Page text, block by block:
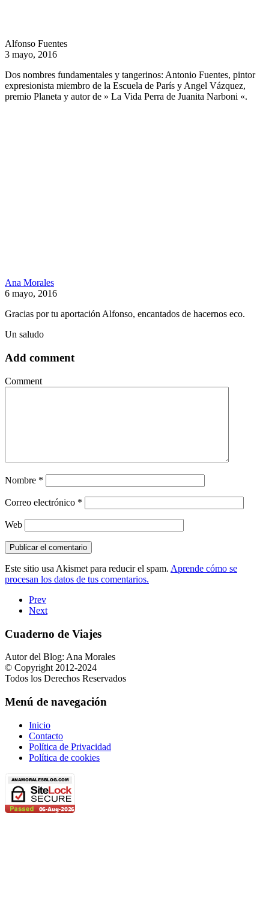
Alfonso Fuentes
3 mayo, 2016
Dos nombres fundamentales y tangerinos: Antonio Fuentes, pintor
expresionista miembro de la Escuela de París y Angel Vázquez,
premio Planeta y autor de » La Vida Perra de Juanita Narboni «.
Ana Morales
6 mayo, 2016
Gracias por tu aportación Alfonso, encantados de hacernos eco.
Un saludo
Add comment
Comment
Nombre *
Correo electrónico *
Web
Este sitio usa Akismet para reducir el spam. Aprende cómo se
procesan los datos de tus comentarios.
Prev
Next
Cuaderno de Viajes
Autor del Blog: Ana Morales
© Copyright 2012-2024
Todos los Derechos Reservados
Menú de navegación
Inicio
Contacto
Política de Privacidad
Política de cookies